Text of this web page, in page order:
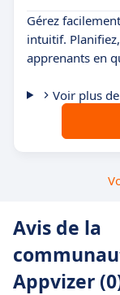
Gérez
intuitif.
apprenants en
Voir plus
Avis de la
Appvizer